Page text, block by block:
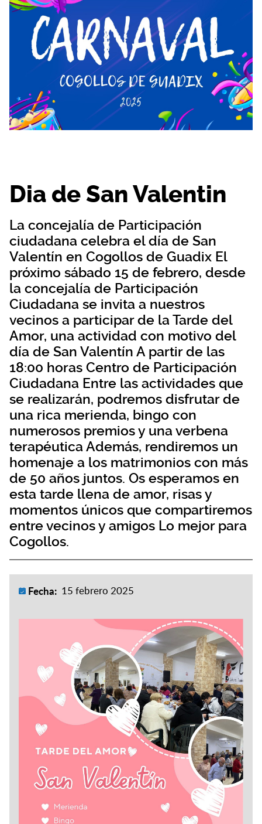
Dia de San Valentin
La concejalía de Participación
ciudadana celebra el día de San
Valentín en Cogollos de Guadix El
próximo sábado 15 de febrero, desde
la concejalía de Participación
Ciudadana se invita a nuestros
vecinos a participar de la Tarde del
Amor, una actividad con motivo del
día de San Valentín A partir de las
18:00 horas Centro de Participación
Ciudadana Entre las actividades que
se realizarán, podremos disfrutar de
una rica merienda, bingo con
numerosos premios y una verbena
terapéutica Además, rendiremos un
homenaje a los matrimonios con más
de 50 años juntos. Os esperamos en
esta tarde llena de amor, risas y
momentos únicos que compartiremos
entre vecinos y amigos Lo mejor para
Cogollos.
Fecha: 15 febrero 2025